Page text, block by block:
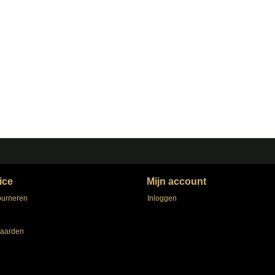
Mijn account
Inloggen